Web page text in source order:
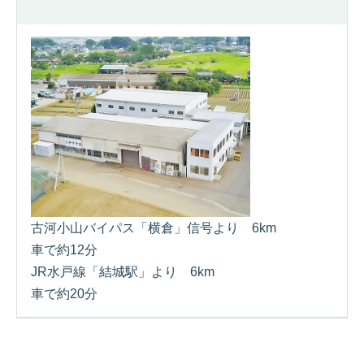
古河小山バイパス「横倉」信号より 6km
車で約12分
JR水戸線「結城駅」より 6km
車で約20分